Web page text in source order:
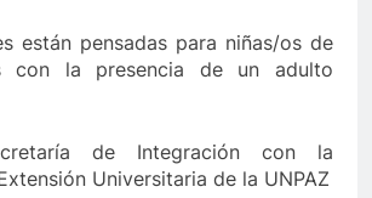
están pensadas para niñas/os de
la presencia de un adulto
de Integración con la
Universitaria de la UNPAZ